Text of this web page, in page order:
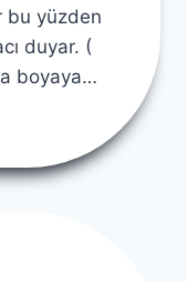
bu yüzden
duyar. (
boyaya…